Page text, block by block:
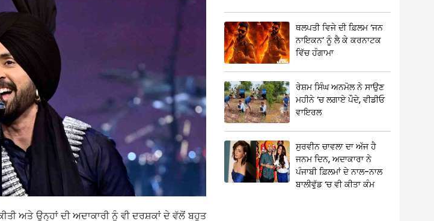
ਅਤੇ ਉਨ੍ਹਾਂ ਦੀ ਅਦਾਕਾਰੀ ਨੂੰ ਵੀ ਦਰਸ਼ਕਾਂ ਦੇ ਵੱਲੋਂ ਬਹੁਤ
ਥਲਪਤੀ ਵਿਜੇ ਦੀ ਫ਼ਿਲਮ ‘ਜਨ
ਨਾਇਕਨ’ ਨੂੰ ਲੈ ਕੇ ਕਰਨਾਟਕ
ਵਿੱਚ ਹੰਗਾਮਾ
ਰੇਸ਼ਮ ਸਿੰਘ ਅਨਮੋਲ ਨੇ ਸਾਉਣ
ਮਹੀਨੇ ‘ਚ ਲਗਾਏ ਪੌਦੇ, ਵੀਡੀਓ
ਵਾਇਰਲ
ਸੁਰਵੀਨ ਚਾਵਲਾ ਦਾ ਅੱਜ ਹੈ
ਜਨਮ ਦਿਨ, ਅਦਾਕਾਰਾ ਨੇ
ਪੰਜਾਬੀ ਫ਼ਿਲਮਾਂ ਦੇ ਨਾਲ-ਨਾਲ
ਬਾਲੀਵੁੱਡ ‘ਚ ਵੀ ਕੀਤਾ ਕੰਮ